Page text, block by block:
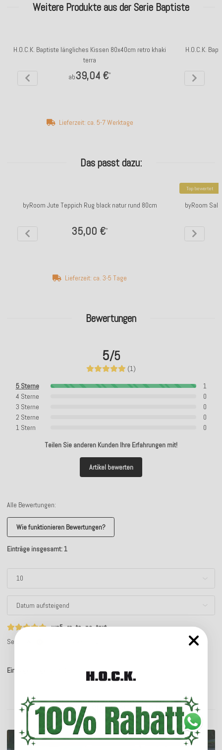
Bewertungen
5/5
(1)
5 Sterne
1
4 Sterne
0
3 Sterne
0
2 Sterne
0
1 Stern
0
Teilen Sie anderen Kunden Ihre Erfahrungen mit!
Artikel bewerten
Alle Bewertungen:
Wie funktionieren Bewertungen?
Einträge insgesamt: 1
ws5_rc_ts_no_text
Sergej W.
Einträge insgesamt: 1
Weitere Produkte aus der Serie Baptiste
H.O.C.K. Baptiste längliches Kissen 80x40cm retro khaki
terra
ab39,04 €*
Lieferzeit: ca. 5-7 Werktage
H.O.C.K.
Das passt dazu:
byRoom Jute Teppich Rug black natur rund 80cm
35,00 €*
Lieferzeit: ca. 3-5 Tage
Top bewertet
byRoom
ENTDECKEN SIE UNSER SORTIMENT